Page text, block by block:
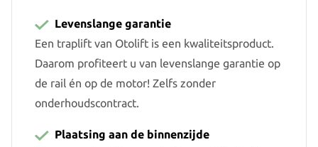
Levenslange garantie
Een traplift van Otolift is een kwaliteitsproduct.
Daarom profiteert u van levenslange garantie op
de rail én op de motor! Zelfs zonder
onderhoudscontract.
Plaatsing aan de binnenzijde